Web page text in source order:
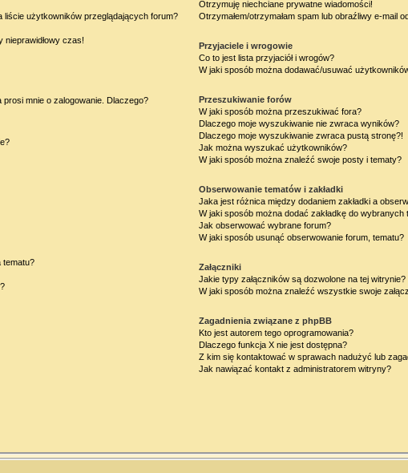
użytkowników przeglądających forum?
nieprawidłowy czas!
mnie o zalogowanie. Dlaczego?
tematu?
Otrzymuję niechciane prywatne wiadomości!
Otrzymałem/otrzymałam spam lub obraźliwy e-mail
Przyjaciele i wrogowie
Co to jest lista przyjaciół i wrogów?
W jaki sposób można dodawać/usuwać
Przeszukiwanie forów
W jaki sposób można przeszukiwać fora?
Dlaczego moje wyszukiwanie nie zwraca wyników?
Dlaczego moje wyszukiwanie zwraca pustą stronę?!
Jak można wyszukać użytkowników?
W jaki sposób można znaleźć swoje posty i tematy?
Obserwowanie tematów i zakładki
Jaka jest różnica między dodaniem zakładki a
W jaki sposób można dodać zakładkę do
Jak obserwować wybrane forum?
W jaki sposób usunąć obserwowanie forum, tematu?
Załączniki
Jakie typy załączników są dozwolone na tej witrynie?
W jaki sposób można znaleźć wszystkie swoje
Zagadnienia związane z phpBB
Kto jest autorem tego oprogramowania?
Dlaczego funkcja X nie jest dostępna?
Z kim się kontaktować w sprawach nadużyć lub
Jak nawiązać kontakt z administratorem witryny?